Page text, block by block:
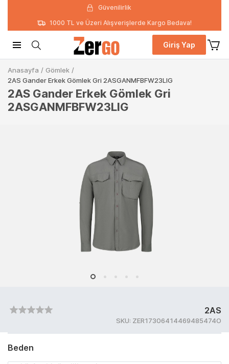
Güvenilirlik
1000 TL ve Üzeri Alışverişlerde Kargo Bedava!
Giriş Yap
Anasayfa / Gömlek /
2AS Gander Erkek Gömlek Gri 2ASGANMFBFW23LIG
2AS Gander Erkek Gömlek Gri
2ASGANMFBFW23LIG
2AS
SKU: ZER17306414469485474O
Beden